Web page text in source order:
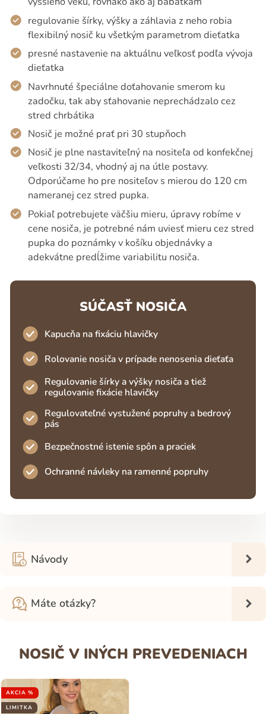
regulovanie šírky, výšky a záhlavia z neho robia
flexibilný nosič ku všetkým parametrom dieťatka
presné nastavenie na aktuálnu veľkosť podľa vývoja
dieťatka
Navrhnuté špeciálne doťahovanie smerom ku
zadočku, tak aby sťahovanie neprechádzalo cez
stred chrbátika
Nosič je možné prať pri 30 stupňoch
Nosič je plne nastaviteľný na nositeľa od konfekčnej
veľkosti 32/34, vhodný aj na útle postavy.
Odporúčame ho pre nositeľov s mierou do 120 cm
nameranej cez stred pupka.
Pokiaľ potrebujete väčšiu mieru, úpravy robíme v
cene nosiča, je potrebné nám uviesť mieru cez stred
pupka do poznámky v košíku objednávky a
adekvátne predĺžime variabilitu nosiča.
SÚČASŤ NOSIČA
Kapucňa na fixáciu hlavičky
Rolovanie nosiča v prípade nenosenia dieťaťa
Regulovanie šírky a výšky nosiča a tiež
regulovanie fixácie hlavičky
Regulovateľné vystužené popruhy a bedrový
pás
Bezpečnostné istenie spôn a praciek
Ochranné návleky na ramenné popruhy
Návody
Máte otázky?
NOSIČ V INÝCH PREVEDENIACH
AKCIA %
LIMITKA